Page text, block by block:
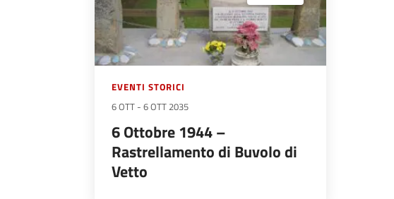
EVENTI STORICI
6 OTT - 6 OTT 2035
6 Ottobre 1944 –
Rastrellamento di Buvolo di
Vetto